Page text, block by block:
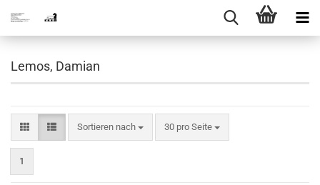
Lemos, Damian
Sortieren nach
Sortieren nach 30 pro Seite
pro Seite
1